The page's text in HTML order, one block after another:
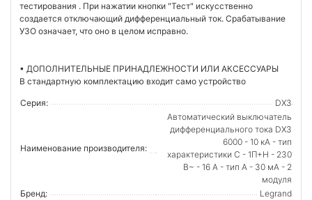
тестирования . При нажатии кнопки "Тест" искусственно
создается отключающий дифференциальный ток. Срабатывание
УЗО означает, что оно в целом исправно.
• ДОПОЛНИТЕЛЬНЫЕ ПРИНАДЛЕЖНОСТИ ИЛИ АКСЕССУАРЫ
В стандартную комплектацию входит само устройство
Серия: DX3
Наименование производителя:
Автоматический выключатель
дифференциального тока DX3
6000 - 10 кА - тип
характеристики С - 1П+Н - 230
В~ - 16 А - тип A - 30 мА - 2
модуля
Бренд:
Legrand